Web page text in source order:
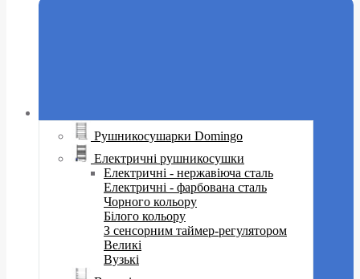
Рушникосушарки Domingo
Електричні рушникосушки
Електричні - нержавіюча сталь
Електричні - фарбована сталь
Чорного кольору
Білого кольору
З сенсорним таймер-регулятором
Великі
Вузькі